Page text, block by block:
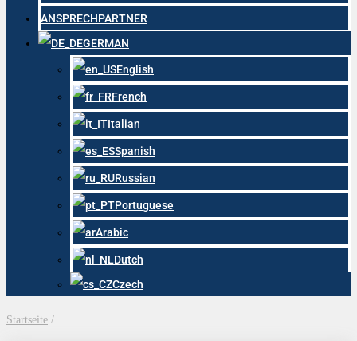
ANSPRECHPARTNER
GERMAN
English
French
Italian
Spanish
Russian
Portuguese
Arabic
Dutch
Czech
Startseite /